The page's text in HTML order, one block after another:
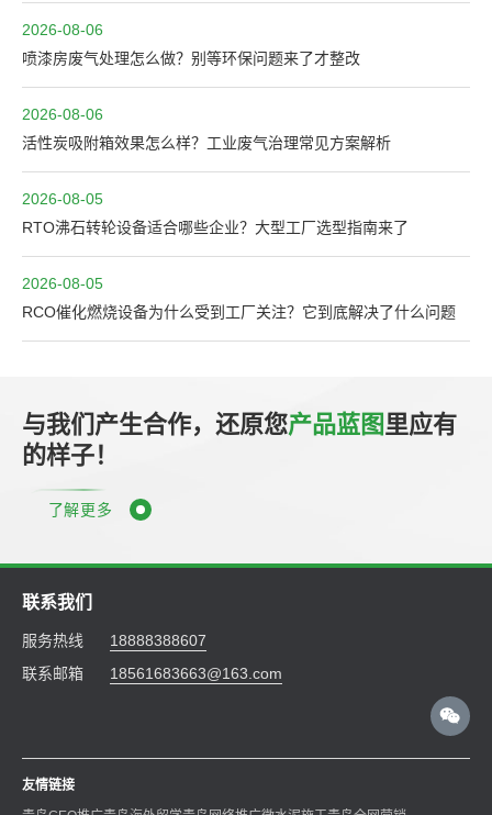
2026-08-06
喷漆房废气处理怎么做？别等环保问题来了才整改
2026-08-06
活性炭吸附箱效果怎么样？工业废气治理常见方案解析
2026-08-05
RTO沸石转轮设备适合哪些企业？大型工厂选型指南来了
2026-08-05
RCO催化燃烧设备为什么受到工厂关注？它到底解决了什么问题
与我们产生合作，还原您产品蓝图里应有
的样子！
了解更多
联系我们
服务热线
18888388607
联系邮箱
18561683663@163.com
友情链接